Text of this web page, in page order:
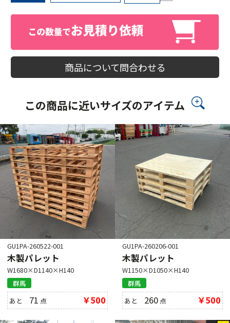
商品について問合わせる
この商品に近いサイズのアイテム
GU1PA-260522-001
木製パレット
W1680×D1140×H140
群馬
あと 71 点 ￥500
GU1PA-260206-001
木製パレット
W1150×D1050×H140
群馬
あと 260 点 ￥500